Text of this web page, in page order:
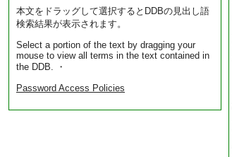
本文をドラッグして選択するとDDBの見出し語
検索結果が表示されます。
Select a portion of the text by dragging your
mouse to view all terms in the text contained in
the DDB. ・
Password Access Policies